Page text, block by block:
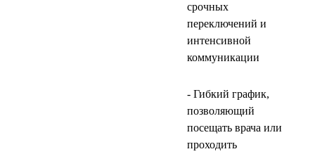
срочных
переключений и
интенсивной
коммуникации
- Гибкий график,
позволяющий
посещать врача или
проходить